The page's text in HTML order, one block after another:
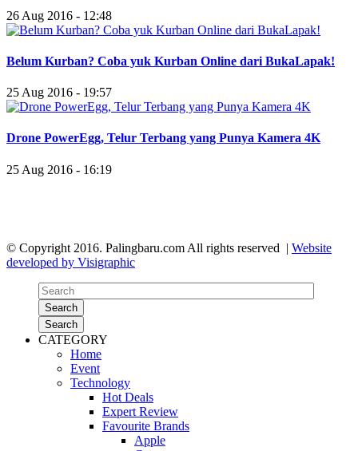
26 Aug 2016 - 12:48
Belum Kurban? Coba yuk Kurban Online dari BukaLapak!
25 Aug 2016 - 19:57
Drone PowerEgg, Telur Terbang yang Punya Kamera 4K
25 Aug 2016 - 16:19
© Copyright 2016. Palingbaru.com All rights reserved | Website
developed by Visigraphic
Search
Search
CATEGORY
Home
Event
Technology
Hot Deals
Expert Review
Favourite Brands
Apple